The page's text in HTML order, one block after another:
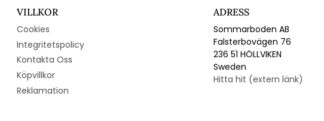
VILLKOR
Cookies
Integritetspolicy
Kontakta Oss
Köpvillkor
Reklamation
ADRESS
Sommarboden AB
Falsterbovägen 76
236 51 HÖLLVIKEN
Sweden
Hitta hit (extern länk)